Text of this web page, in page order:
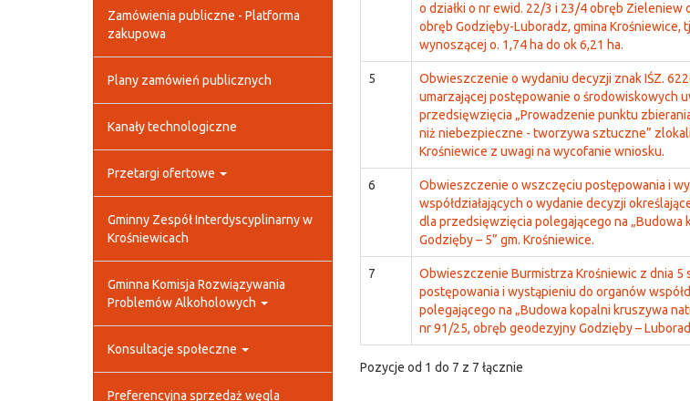
Zamówienia publiczne - Platforma
zakupowa
Plany zamówień publicznych
Kanały technologiczne
Przetargi ofertowe
Gminny Zespół Interdyscyplinarny w
Krośniewicach
Gminna Komisja Rozwiązywania
Problemów Alkoholowych
Konsultacje społeczne
Preferencyjna sprzedaż węgla
o działki o nr ewid. 22/3 i 23/4 obręb Zieleniew
obręb Godzięby-Luboradz, gmina Krośniewice,
wynoszącej o. 1,74 ha do ok 6,21 ha.
5
Obwieszczenie o wydaniu decyzji znak IŚZ.
umarzającej postępowanie o środowiskowych
przedsięwzięcia „Prowadzenie punktu
niż niebezpieczne - tworzywa sztuczne”
Krośniewice z uwagi na wycofanie wniosku.
6
Obwieszczenie o wszczęciu postępowania i
współdziałających o wydanie decyzji
dla przedsięwzięcia polegającego na „Budowa
Godzięby – 5” gm. Krośniewice.
7
Obwieszczenie Burmistrza Krośniewic z dnia 5
postępowania i wystąpieniu do organów
polegającego na „Budowa kopalni kruszywa
nr 91/25, obręb geodezyjny Godzięby –
Pozycje od 1 do 7 z 7 łącznie